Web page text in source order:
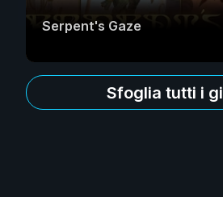
Serpent's Gaze
Sfoglia tutti i